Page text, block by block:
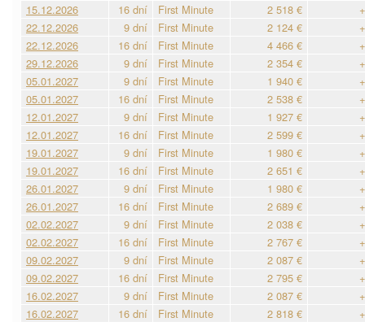
15.12.2026
16 dní First Minute 2 518 €
22.12.2026
9 dní First Minute 2 124 €
22.12.2026
16 dní First Minute 4 466 €
29.12.2026
9 dní First Minute 2 354 €
05.01.2027
9 dní First Minute 1 940 €
05.01.2027
16 dní First Minute 2 538 €
12.01.2027
9 dní First Minute 1 927 €
12.01.2027
16 dní First Minute 2 599 €
19.01.2027
9 dní First Minute 1 980 €
19.01.2027
16 dní First Minute 2 651 €
26.01.2027
9 dní First Minute 1 980 €
26.01.2027
16 dní First Minute 2 689 €
02.02.2027
9 dní First Minute 2 038 €
02.02.2027
16 dní First Minute 2 767 €
09.02.2027
9 dní First Minute 2 087 €
09.02.2027
16 dní First Minute 2 795 €
16.02.2027
9 dní First Minute 2 087 €
16.02.2027
16 dní First Minute 2 818 €